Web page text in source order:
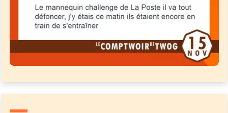
Un Thread
C'EST PARTI